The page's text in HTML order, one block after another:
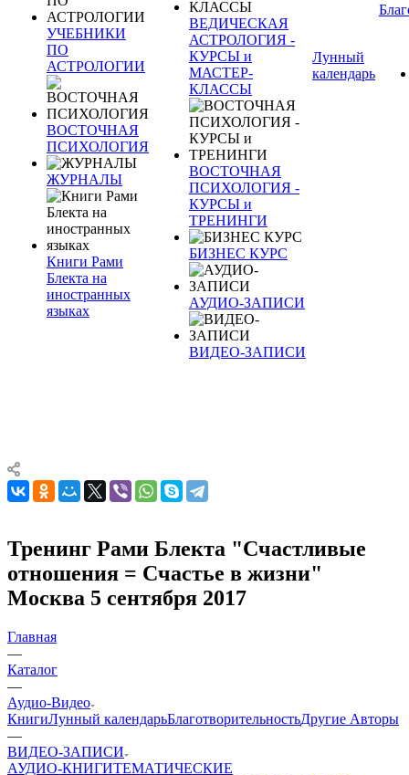
УЧЕБНИКИ
ПО
АСТРОЛОГИИ
ВОСТОЧНАЯ
ПСИХОЛОГИЯ
ЖУРНАЛЫ
Книги Рами
Блекта на
иностранных
языках
ВЕДИЧЕСКАЯ
АСТРОЛОГИЯ -
КУРСЫ и
МАСТЕР-
КЛАССЫ
ВОСТОЧНАЯ
ПСИХОЛОГИЯ -
КУРСЫ и
ТРЕНИНГИ
БИЗНЕС КУРС
АУДИО-ЗАПИСИ
ВИДЕО-ЗАПИСИ
Лунный
календарь
Тренинг Рами Блекта "Счастливые
отношения = Счастье в жизни"
Москва 5 сентября 2017
Главная
—
Каталог
—
Аудио-Видео
КнигиЛунный календарьБлаготворительностьДругие Aвторы
—
ВИДЕО-ЗАПИСИ
АУДИО-КНИГИТЕМАТИЧЕСКИЕ